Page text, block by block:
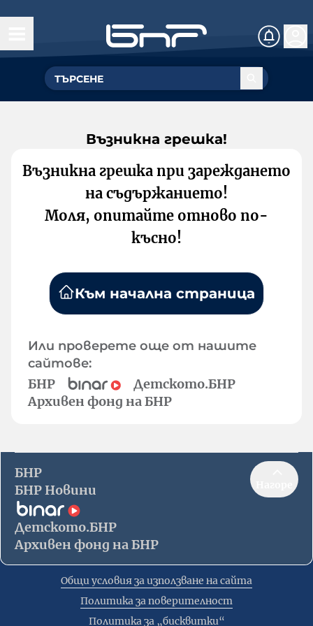
Възникна грешка!
Възникна грешка при зареждането
на съдържанието!
Моля, опитайте отново по-
късно!
Към начална страница
Или проверете още от нашите
сайтове:
БНР
Детското.БНР
Архивен фонд на БНР
БНР
БНР Новини
Детското.БНР
Архивен фонд на БНР
Общи условия за използване на сайта
Политика за поверителност
Политика за „бисквитки“